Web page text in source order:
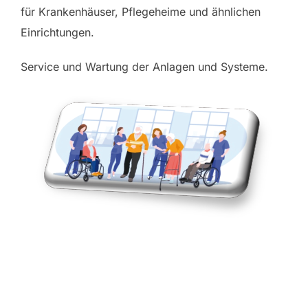
für Krankenhäuser, Pflegeheime und ähnlichen
Einrichtungen.
Service und Wartung der Anlagen und Systeme.